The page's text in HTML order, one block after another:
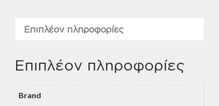
Επιπλέον πληροφορίες
Επιπλέον πληροφορίες
Brand